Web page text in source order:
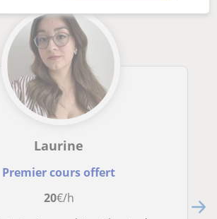
Laurine
Premier cours offert
20€/h